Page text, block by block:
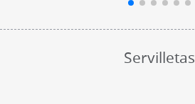
Servilletas